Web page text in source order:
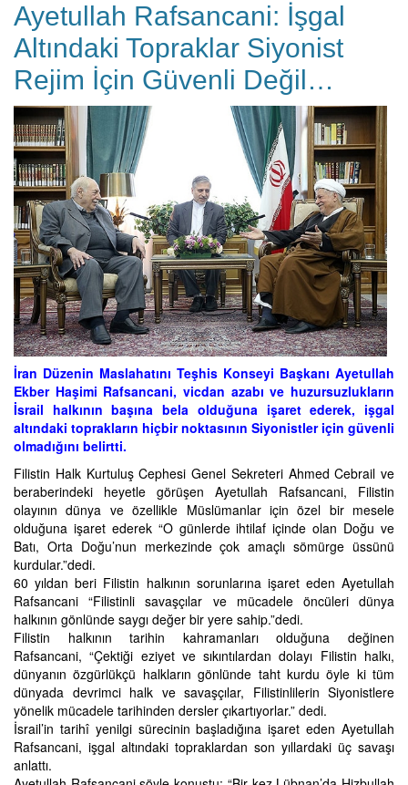
Ayetullah Rafsancani: İşgal
Altındaki Topraklar Siyonist
Rejim İçin Güvenli Değil…
İran Düzenin Maslahatını Teşhis Konseyi Başkanı Ayetullah
Ekber Haşimi Rafsancani, vicdan azabı ve huzursuzlukların
İsrail halkının başına bela olduğuna işaret ederek, işgal
altındaki toprakların hiçbir noktasının Siyonistler için güvenli
olmadığını belirtti.
Filistin Halk Kurtuluş Cephesi Genel Sekreteri Ahmed Cebrail ve
beraberindeki heyetle görüşen Ayetullah Rafsancani, Filistin
olayının dünya ve özellikle Müslümanlar için özel bir mesele
olduğuna işaret ederek “O günlerde ihtilaf içinde olan Doğu ve
Batı, Orta Doğu’nun merkezinde çok amaçlı sömürge üssünü
kurdular.”dedi.
60 yıldan beri Filistin halkının sorunlarına işaret eden Ayetullah
Rafsancani “Filistinli savaşçılar ve mücadele öncüleri dünya
halkının gönlünde saygı değer bir yere sahip.”dedi.
Filistin halkının tarihin kahramanları olduğuna değinen
Rafsancani, “Çektiği eziyet ve sıkıntılardan dolayı Filistin halkı,
dünyanın özgürlükçü halkların gönlünde taht kurdu öyle ki tüm
dünyada devrimci halk ve savaşçılar, Filistinlilerin Siyonistlere
yönelik mücadele tarihinden dersler çıkartıyorlar.” dedi.
İsrail’in tarihî yenilgi sürecinin başladığına işaret eden Ayetullah
Rafsancani, işgal altındaki topraklardan son yıllardaki üç savaşı
anlattı.